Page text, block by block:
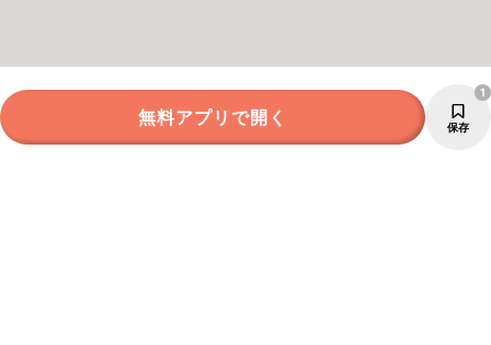
無料アプリで開く 保存
1